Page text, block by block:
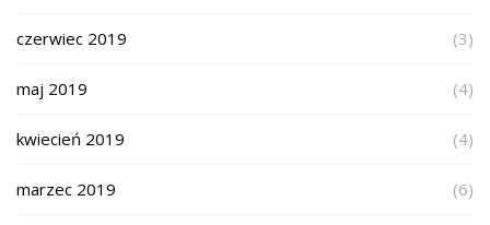
czerwiec 2019 (3)
maj 2019 (4)
kwiecień 2019 (4)
marzec 2019 (6)